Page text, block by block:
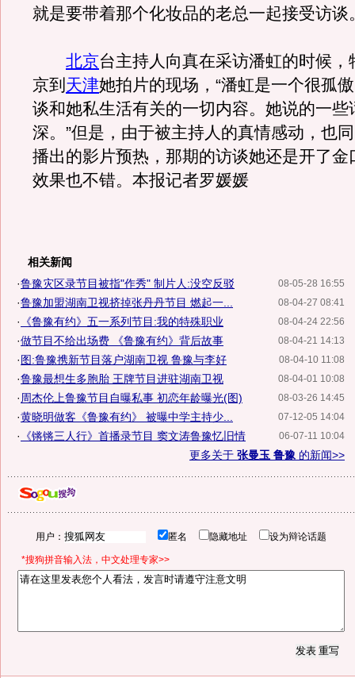
就是要带着那个化妆品的老总一起接受访谈
北京台主持人向真在采访潘虹的时候，
京到 天津她拍片的现场，“潘虹是一个很孤
谈和她私生活有关的一切内容。她说的一些
深。”但是，由于被主持人的真情感动，也
播出的影片预热，那期的访谈她还是开了金
效果也不错。本报记者罗媛媛
相关新闻
08-05-28 16:55
·鲁豫灾区录节目被指"作秀" 制片人:没空反驳
08-04-27 08:41
·鲁豫加盟湖南卫视挤掉张丹丹节目 燃起一...
08-04-24 22:56
· 《鲁豫有约》五一系列节目:我的特殊职业
08-04-21 14:13
·做节目不给出场费 《鲁豫有约》背后故事
08-04-10 11:08
·图:鲁豫携新节目落户湖南卫视 鲁豫与李好
08-04-01 10:08
·鲁豫最想生多胞胎 王牌节目进驻湖南卫视
08-03-26 14:45
· 周杰伦上鲁豫节目自曝私事 初恋年龄曝光(图)
07-12-05 14:04
·黄晓明做客《鲁豫有约》 被曝中学主持少...
06-07-11 10:04
·
《锵锵三人行》首播录节目 窦文涛鲁豫忆旧情
更多关于 张曼玉 鲁豫 的新闻>>
用户： 匿名 隐藏地址 设为辩论话题
*搜狗拼音输入法，中文处理专家>>